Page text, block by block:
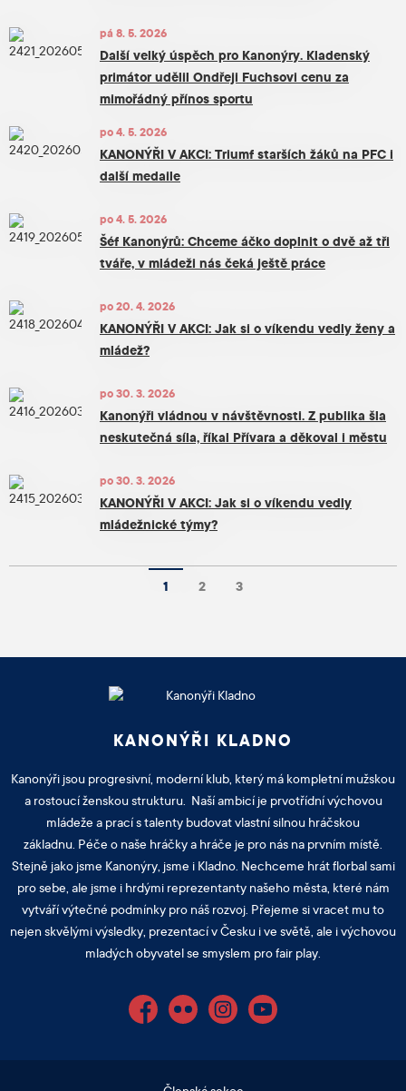
pá 8. 5. 2026
Další velký úspěch pro Kanonýry. Kladenský
primátor udělil Ondřeji Fuchsovi cenu za
mimořádný přínos sportu
po 4. 5. 2026
KANONÝŘI V AKCI: Triumf starších žáků na PFC i
další medaile
po 4. 5. 2026
Šéf Kanonýrů: Chceme áčko doplnit o dvě až tři
tváře, v mládeži nás čeká ještě práce
po 20. 4. 2026
KANONÝŘI V AKCI: Jak si o víkendu vedly ženy a
mládež?
po 30. 3. 2026
Kanonýři vládnou v návštěvnosti. Z publika šla
neskutečná síla, říkal Přívara a děkoval i městu
po 30. 3. 2026
KANONÝŘI V AKCI: Jak si o víkendu vedly
mládežnické týmy?
1 2 3
KANONÝŘI KLADNO
Kanonýři jsou progresivní, moderní klub, který má kompletní mužskou
a rostoucí ženskou strukturu. Naší ambicí je prvotřídní výchovou
mládeže a prací s talenty budovat vlastní silnou hráčskou
základnu. Péče o naše hráčky a hráče je pro nás na prvním místě.
Stejně jako jsme Kanonýry, jsme i Kladno. Nechceme hrát florbal sami
pro sebe, ale jsme i hrdými reprezentanty našeho města, které nám
vytváří výtečné podmínky pro náš rozvoj. Přejeme si vracet mu to
nejen skvělými výsledky, prezentací v Česku i ve světě, ale i výchovou
mladých obyvatel se smyslem pro fair play.
FacebookFlickr InstagramYouTube